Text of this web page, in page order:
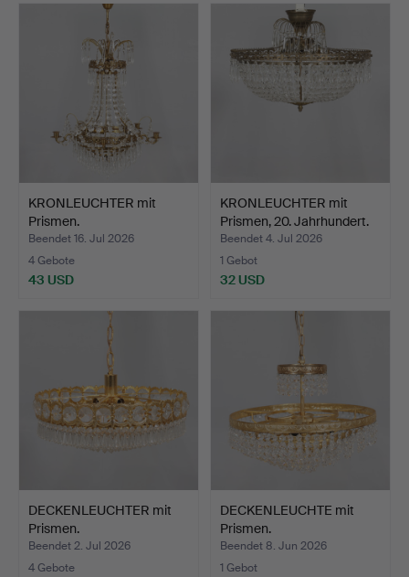
KRONLEUCHTER mit
Prismen.
Beendet 16. Jul 2026
4 Gebote
43 USD
KRONLEUCHTER mit
Prismen, 20. Jahrhundert.
Beendet 4. Jul 2026
1 Gebot
32 USD
DECKENLEUCHTER mit
Prismen.
Beendet 2. Jul 2026
4 Gebote
DECKENLEUCHTE mit
Prismen.
Beendet 8. Jun 2026
1 Gebot